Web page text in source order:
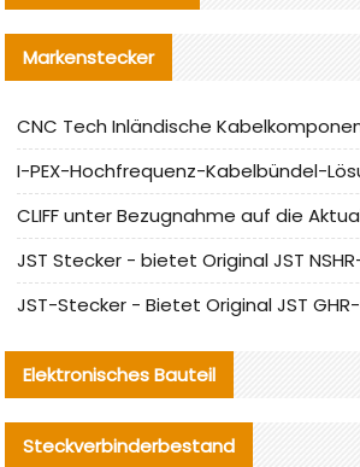
Markenstecker
Elektronisches Bauteil
Steckverbinderbestand